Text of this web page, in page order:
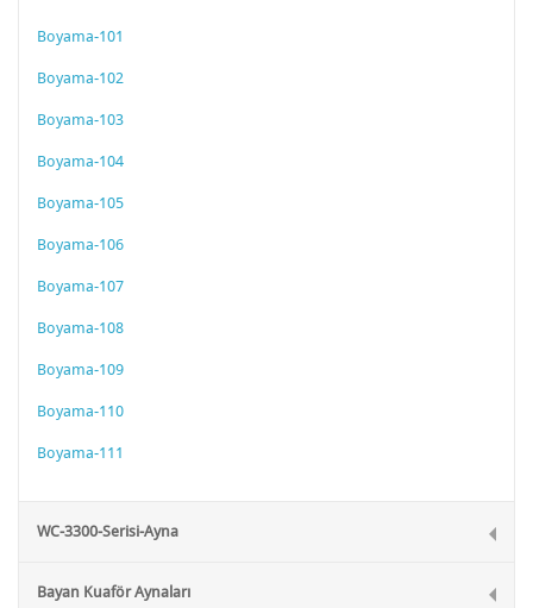
Boyama-101
Boyama-102
Boyama-103
Boyama-104
Boyama-105
Boyama-106
Boyama-107
Boyama-108
Boyama-109
Boyama-110
Boyama-111
WC-3300-Serisi-Ayna
Bayan Kuaför Aynaları